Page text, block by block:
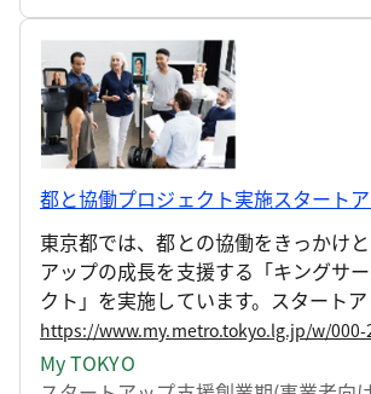
都と協働プロジェクト実施スタート
東京都では、都との協働をきっかけ
アップの成長を支援する「キングサ
クト」を実施しています。スタート
クトやサービスの都政現場等での実
へ向けた事業展開のサポートまで、一
を行うことで、グローバル市場を席捲
My TOKYO